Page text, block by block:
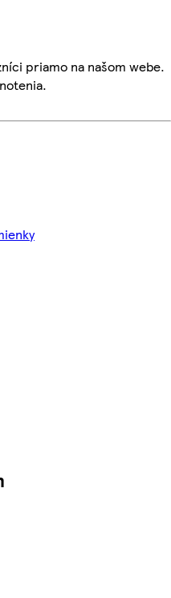
priamo na našom webe.